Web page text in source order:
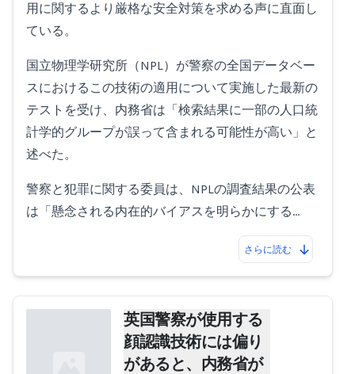
用に関するより厳格な安全対策を求める声に直面し
ている。
国立物理学研究所（NPL）が警察の全国データベー
スにおけるこの技術の適用について実施した最新の
テストを受け、内務省は「検索結果に一部の人口統
計学的グループが誤って含まれる可能性が高い」と
述べた。
警察と犯罪に関する委員は、NPLの調査結果の公表
は「懸念される内在的バイアスを明らかにする…
さらに読む
英国警察が使用する
顔認識技術には偏り
があると、内務省が